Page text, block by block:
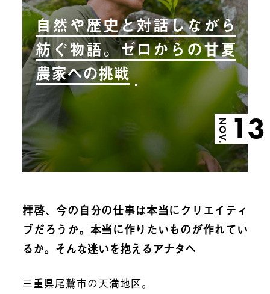
自然や歴史と対話しながら
紡ぐ物語。ゼロからの甘夏
農家への挑戦
NOV. 13
拝啓、今の自分の仕事は本当にクリエイティ
ブだろうか。本当に作りたいものが作れてい
るか。そんな迷いを抱えるアナタへ
三重県尾鷲市の天満地区。